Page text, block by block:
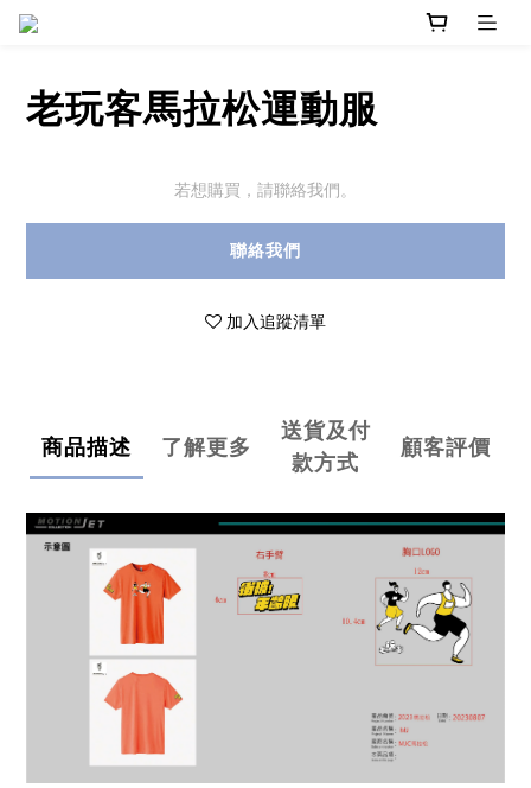
老玩客馬拉松運動服
若想購買，請聯絡我們。
聯絡我們
加入追蹤清單
商品描述 了解更多
送貨及付
款方式
顧客評價